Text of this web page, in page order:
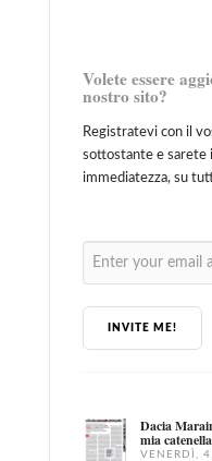
Volete essere
nostro sito?
Registratevi con il
sottostante e sarete
immediatezza, su
INVITE ME!
Dacia
mia
VENERDÌ,